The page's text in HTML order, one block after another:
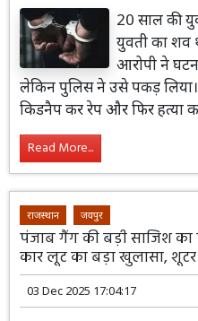
20 साल की
युवती का शव
आरोपी ने
लेकिन पुलिस ने उसे पकड़
किडनैप कर रेप और फिर हत्या
Read More...
राजस्थान जयपुर
पंजाब गैंग की बड़ी साजिश का
कार लूट का बड़ा खुलासा, शूटर
03 Dec 2025 17:04:17